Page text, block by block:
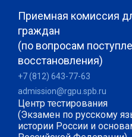
Приемная комиссия
граждан
(по вопросам
восстановления)
+7 (812) 643-77-63
admission@rgpu.spb.ru
Центр тестирования
(Экзамен по русскому
истории России и